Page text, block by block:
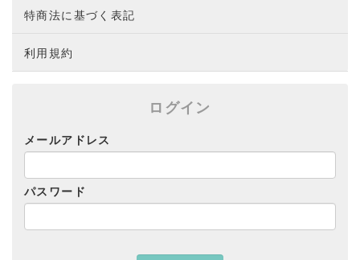
特商法に基づく表記
利用規約
ログイン
メールアドレス
パスワード